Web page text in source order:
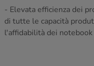
- Elevata efficienza dei
di tutte le capacità
l'affidabilità dei